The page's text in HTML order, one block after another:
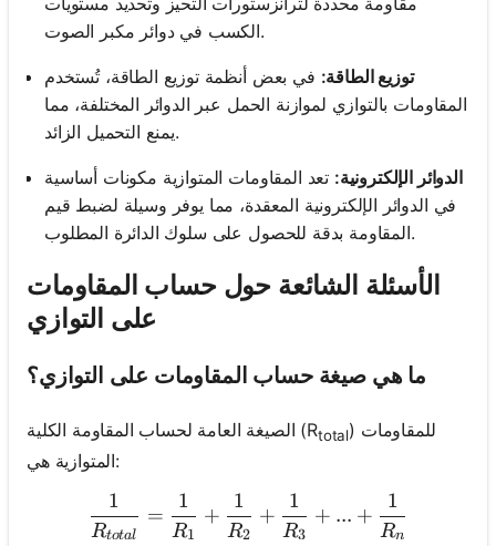
الكسب في دوائر مكبر الصوت.
توزيع الطاقة: في بعض أنظمة توزيع الطاقة، تُستخدم
المقاومات بالتوازي لموازنة الحمل عبر الدوائر المختلفة، مما
يمنع التحميل الزائد.
الدوائر الإلكترونية: تعد المقاومات المتوازية مكونات أساسية
في الدوائر الإلكترونية المعقدة، مما يوفر وسيلة لضبط قيم
المقاومة بدقة للحصول على سلوك الدائرة المطلوب.
الأسئلة الشائعة حول حساب المقاومات
على التوازي
ما هي صيغة حساب المقاومات على التوازي؟
الصيغة العامة لحساب المقاومة الكلية (Rtotal) للمقاومات
المتوازية هي:
\frac{1}{R_{total}} =
Rtotal
1
=
R1
1
+
R2
1
+
R3
1
+ ... +
Rn
1